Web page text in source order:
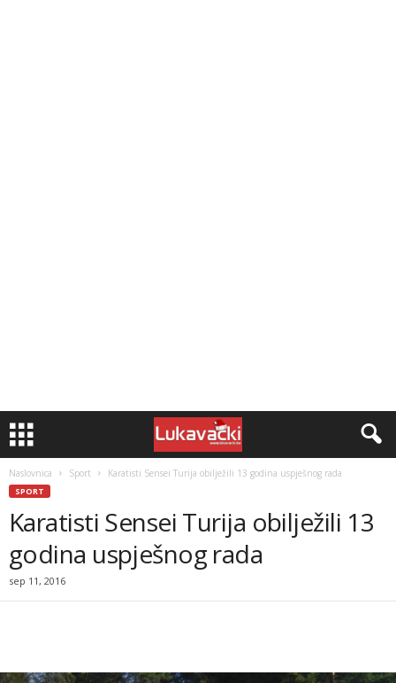
Naslovnica Sport Karatisti Sensei Turija obilježili 13 godina uspješnog rada
SPORT
Karatisti Sensei Turija obilježili 13
godina uspješnog rada
sep 11, 2016